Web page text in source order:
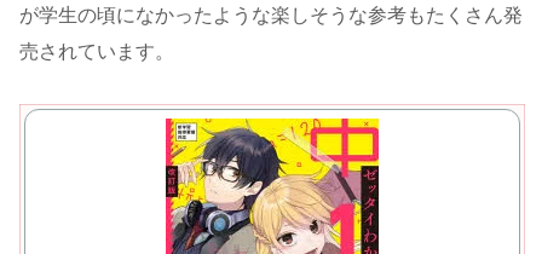
が学生の頃になかったような楽しそうな参考もたくさん発
売されています。